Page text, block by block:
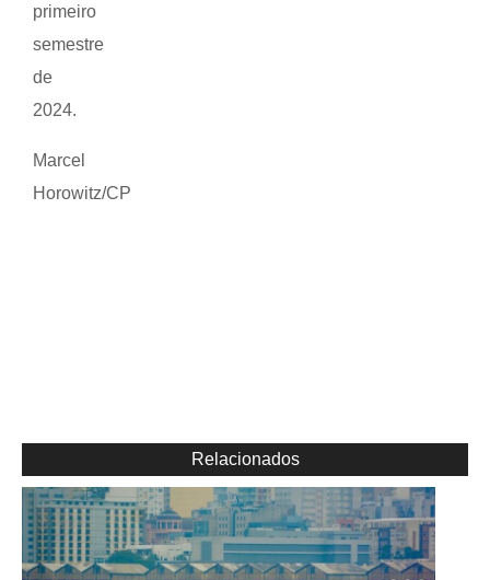
primeiro
semestre
de
2024.
Marcel
Horowitz/CP
Relacionados